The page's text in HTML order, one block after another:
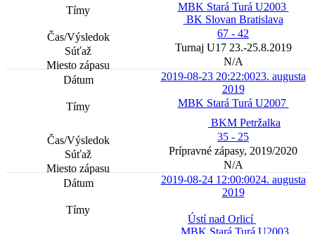
MBK Stará Turá U2003
BK Slovan Bratislava
67 - 42
Turnaj U17 23.-25.8.2019
N/A
2019-08-23 20:22:0023. augusta
2019
MBK Stará Turá U2007
BKM Petržalka
35 - 25
Prípravné zápasy, 2019/2020
N/A
2019-08-24 12:00:0024. augusta
2019
Ústí nad Orlicí